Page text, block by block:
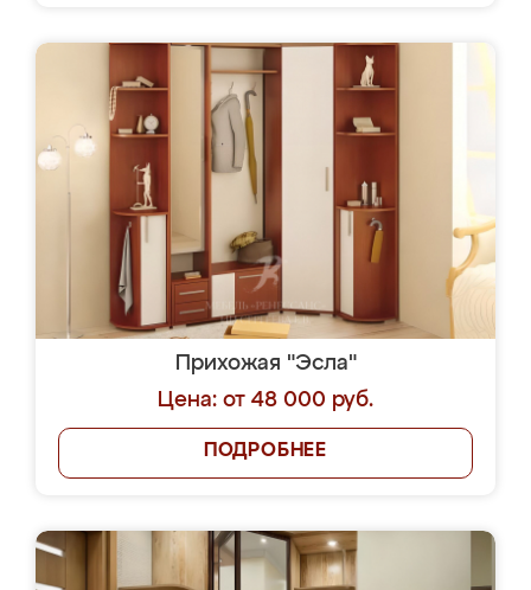
Прихожая "Эсла"
Цена: от 48 000 руб.
ПОДРОБНЕЕ